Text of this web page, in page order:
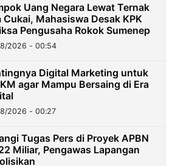
Uang Negara Lewat Ternak
Cukai, Mahasiswa Desak KPK
Pengusaha Rokok Sumenep
2026 - 00:54
Digital Marketing untuk
agar Mampu Bersaing di Era
2026 - 00:27
Tugas Pers di Proyek APBN
Miliar, Pengawas Lapangan